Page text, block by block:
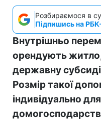
Розбираємося в
Підпишись на
Внутрішньо
орендують
державну
Розмір такої
індивідуально